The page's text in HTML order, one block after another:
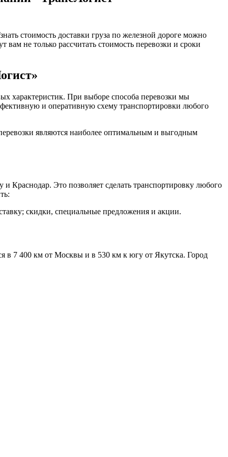
стоимость доставки груза по железной дороге можно
не только рассчитать стоимость перевозки и сроки
характеристик. При выборе способа перевозки мы
и оперативную схему транспортировки любого
являются наиболее оптимальным и выгодным
Краснодар. Это позволяет сделать транспортировку любого
скидки, специальные предложения и акции.
в 7 400 км от Москвы и в 530 км к югу от Якутска. Город